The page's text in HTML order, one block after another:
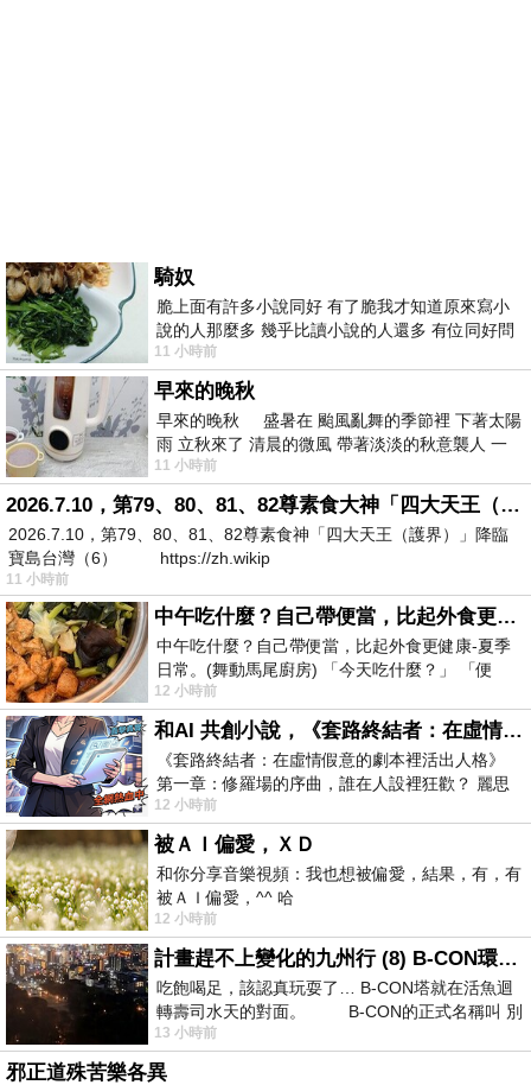
騎奴
脆上面有許多小說同好 有了脆我才知道原來寫小
說的人那麼多 幾乎比讀小說的人還多 有位同好問
了一個問題 她說為什麼高中文學獎的
11 小時前
早來的晚秋
早來的晚秋 盛暑在 颱風亂舞的季節裡 下著太陽
雨 立秋來了 清晨的微風 帶著淡淡的秋意襲人 一
下子 又被赤
11 小時前
2026.7.10，第79、80、81、82尊素食大神「四大天王（護界）」降臨寶島台灣（6）
2026.7.10，第79、80、81、82尊素食神「四大天王（護界）」降臨
寶島台灣（6） https://zh.wikip
11 小時前
中午吃什麼？自己帶便當，比起外食更健康-夏季日常。(舞動馬尾廚房)
中午吃什麼？自己帶便當，比起外食更健康-夏季
日常。(舞動馬尾廚房) 「今天吃什麼？」 「便
當？麵？還是炒飯？」 每天都在選擇
12 小時前
和AI 共創小說，《套路終結者：在虛情假意的劇本裡活出人格》
《套路終結者：在虛情假意的劇本裡活出人格》
第一章：修羅場的序曲，誰在人設裡狂歡？ 麗思
卡爾頓酒店的總統套房內，燈光昏
12 小時前
被ＡＩ偏愛，ＸＤ
和你分享音樂視頻：我也想被偏愛，結果，有，有
被ＡＩ偏愛，^^ 哈
12 小時前
計畫趕不上變化的九州行 (8) B-CON環球塔
吃飽喝足，該認真玩耍了… B-CON塔就在活魚迴
轉壽司水天的對面。 B-CON的正式名稱叫 別
13 小時前
邪正道殊苦樂各異